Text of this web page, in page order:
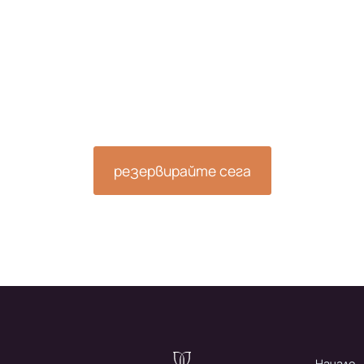
резервирайте сега